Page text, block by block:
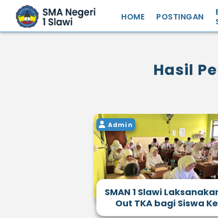
HOME POSTINGAN
Hasil
Admin
SMAN 1 Slawi
Out TKA bagi Siswa